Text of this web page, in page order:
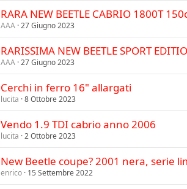
RARA NEW BEETLE CABRIO 1800T
AAA 27 Giugno 2023
RARISSIMA NEW BEETLE SPORT
AAA 27 Giugno 2023
Cerchi in ferro 16" allargati
lucita 8 Ottobre 2023
Vendo 1.9 TDI cabrio anno 2006
lucita 2 Ottobre 2023
New Beetle coupe? 2001 nera, serie
enrico 15 Settembre 2022